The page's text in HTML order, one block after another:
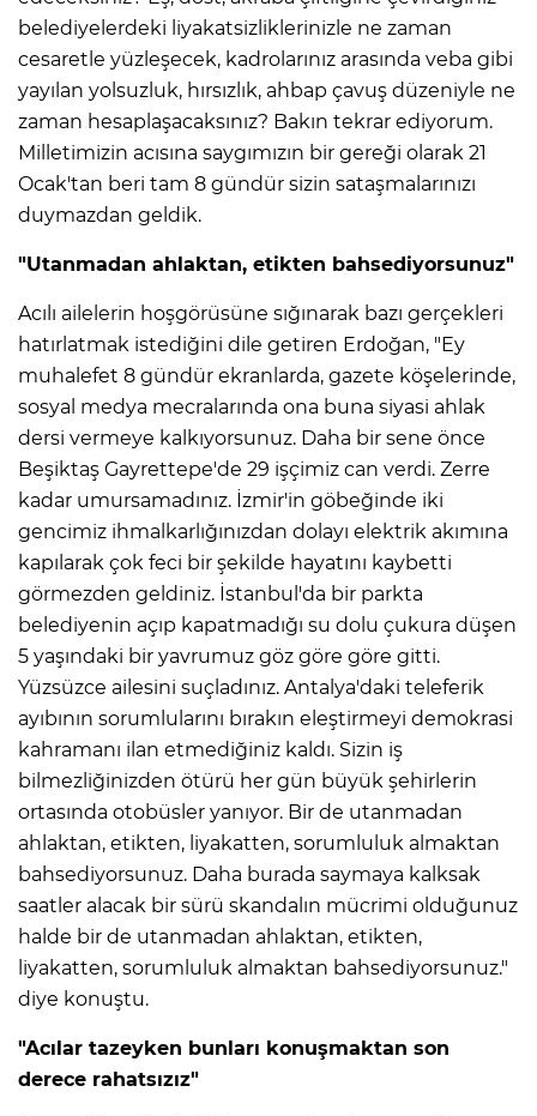
belediyelerdeki liyakatsizliklerinizle ne zaman
cesaretle yüzleşecek, kadrolarınız arasında veba gibi
yayılan yolsuzluk, hırsızlık, ahbap çavuş düzeniyle ne
zaman hesaplaşacaksınız? Bakın tekrar ediyorum.
Milletimizin acısına saygımızın bir gereği olarak 21
Ocak'tan beri tam 8 gündür sizin sataşmalarınızı
duymazdan geldik.
"Utanmadan ahlaktan, etikten bahsediyorsunuz"
Acılı ailelerin hoşgörüsüne sığınarak bazı gerçekleri
hatırlatmak istediğini dile getiren Erdoğan, "Ey
muhalefet 8 gündür ekranlarda, gazete köşelerinde,
sosyal medya mecralarında ona buna siyasi ahlak
dersi vermeye kalkıyorsunuz. Daha bir sene önce
Beşiktaş Gayrettepe'de 29 işçimiz can verdi. Zerre
kadar umursamadınız. İzmir'in göbeğinde iki
gencimiz ihmalkarlığınızdan dolayı elektrik akımına
kapılarak çok feci bir şekilde hayatını kaybetti
görmezden geldiniz. İstanbul'da bir parkta
belediyenin açıp kapatmadığı su dolu çukura düşen
5 yaşındaki bir yavrumuz göz göre göre gitti.
Yüzsüzce ailesini suçladınız. Antalya'daki teleferik
ayıbının sorumlularını bırakın eleştirmeyi demokrasi
kahramanı ilan etmediğiniz kaldı. Sizin iş
bilmezliğinizden ötürü her gün büyük şehirlerin
ortasında otobüsler yanıyor. Bir de utanmadan
ahlaktan, etikten, liyakatten, sorumluluk almaktan
bahsediyorsunuz. Daha burada saymaya kalksak
saatler alacak bir sürü skandalın mücrimi olduğunuz
halde bir de utanmadan ahlaktan, etikten,
liyakatten, sorumluluk almaktan bahsediyorsunuz."
diye konuştu.
"Acılar tazeyken bunları konuşmaktan son
derece rahatsızız"